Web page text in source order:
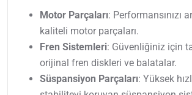
Motor Parçaları: Performansınızı
kaliteli motor parçaları.
Fren Sistemleri: Güvenliğiniz için
orijinal fren diskleri ve balatalar.
Süspansiyon Parçaları: Yüksek